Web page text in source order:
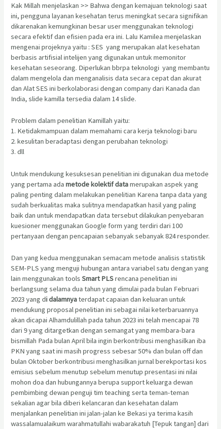
Kak Millah menjelaskan >> Bahwa dengan kemajuan teknologi saat
ini, pengguna layanan kesehatan terus meningkat secara signifikan
dikarenakan kemungkinan besar user menggunakan teknologi
secara efektif dan efisien pada era ini. Lalu Kamilea menjelaskan
mengenai projeknya yaitu : SES yang merupakan alat kesehatan
berbasis artifisial intelijen yang digunakan untuk memonitor
kesehatan seseorang. Diperlukan bbrpa teknologi yang membantu
dalam mengelola dan menganalisis data secara cepat dan akurat
dan Alat SES ini berkolaborasi dengan company dari Kanada dan
India, slide kamilla tersedia dalam 14 slide.
Problem dalam penelitian Kamillah yaitu:
1. Ketidakmampuan dalam memahami cara kerja teknologi baru
2. kesulitan beradaptasi dengan perubahan teknologi
3. dll
Untuk mendukung kesuksesan penelitian ini digunakan dua metode
yang pertama adametode kolektif datamerupakan aspek yang
paling penting dalam melakukan penelitian Karena tanpa data yang
sudah berkualitas maka sulitnya mendapatkan hasil yang paling
baik dan untuk mendapatkan data tersebut dilakukan penyebaran
kuesioner menggunakan Google form yang terdiri dari 100
pertanyaan dengan pencapaian sebanyak sebanyak 824 responder.
Dan yang kedua menggunakan semacam metode analisis statistik
SEM-PLS yang menguji hubungan antara variabel satu dengan yang
lain menggunakan toolsSmart PLSrencana penelitian ini
berlangsung selama dua tahun yang dimulai pada bulan Februari
2023 yang di dalamnyaterdapat capaian dan keluaran untuk
mendukung proposal penelitian ini sebagai nilai keterbaruannya
akan dicapai Alhamdulillah pada tahun 2023 ini telah mencapai 78
dari 9 yang ditargetkan dengan semangat yang membara-bara
bismillah Pada bulan April bila ingin berkontribusi menghasilkan iba
PKN yang saat ini masih progress sebesar 50% dan bulan off dan
bulan Oktober berkontribusi menghasilkan jurnal berekportasi kos
emisius sebelum menutup sebelum menutup presentasi ini nilai
mohon doa dan hubungannya berupa support keluarga dewan
pembimbing dewan penguji tim teaching serta teman-teman
sekalian agar bila diberi kelancaran dan kesehatan dalam
menjalankan penelitian ini jalan-jalan ke Bekasi ya terima kasih
wassalamualaikum warahmatullahi wabarakatuh [Tepuk tangan] dari